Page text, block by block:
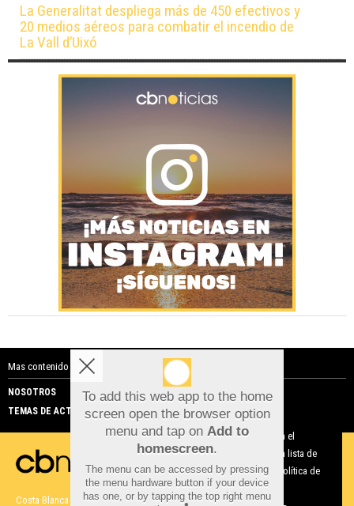
La Generalitat despliega más de 450 efectivos y
20 medios aéreos para combatir el incendio de
La Vall d’Uixó
Mas contenido de Costa Blanca Noticias:
NOSOTROS
PUBLICIDAD
TEMAS DE ACTUALIDAD
Costa Blanca Noticias | Términos de uso| Protección de datos
To add this web app to the home
screen open the browser option
menu and tap on Add to
homescreen.
The menu can be accessed by pressing
the menu hardware button if your device
has one, or by tapping the top right menu
Aviso sobre el Uso de cookies:
Utilizamos cookies nuestras y de terceros para el
funcionamiento del digital. Puedes consultar la lista de
cookies y como desconectarlas. Ver nuestra Política de
Privacidad y Cookies